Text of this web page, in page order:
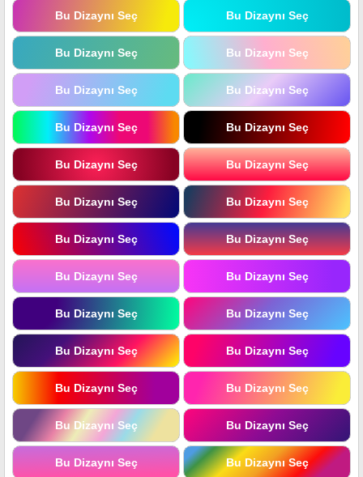
Bu Dizaynı Seç Bu Dizaynı Seç
Bu Dizaynı Seç Bu Dizaynı Seç
Bu Dizaynı Seç Bu Dizaynı Seç
Bu Dizaynı Seç Bu Dizaynı Seç
Bu Dizaynı Seç Bu Dizaynı Seç
Bu Dizaynı Seç Bu Dizaynı Seç
Bu Dizaynı Seç Bu Dizaynı Seç
Bu Dizaynı Seç Bu Dizaynı Seç
Bu Dizaynı Seç Bu Dizaynı Seç
Bu Dizaynı Seç Bu Dizaynı Seç
Bu Dizaynı Seç Bu Dizaynı Seç
Bu Dizaynı Seç Bu Dizaynı Seç
Bu Dizaynı Seç Bu Dizaynı Seç